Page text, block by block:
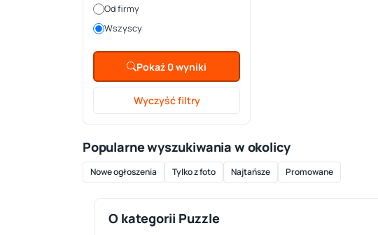
Od firmy
Wszyscy
Pokaż 0 wyniki
Wyczyść filtry
Popularne wyszukiwania w okolicy
Nowe ogłoszenia Tylko z foto Najtańsze Promowane
O kategorii Puzzle